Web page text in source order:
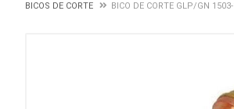
BICOS DE CORTE
BICO DE CORTE GLP/GN